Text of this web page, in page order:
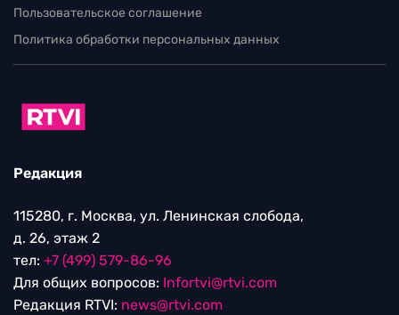
Пользовательское соглашение
Политика обработки персональных данных
Редакция
115280, г. Москва, ул. Ленинская слобода,
д. 26, этаж 2
тел: +7 (499) 579-86-96
Для общих вопросов: Infortvi@rtvi.com
Редакция RTVI: news@rtvi.com